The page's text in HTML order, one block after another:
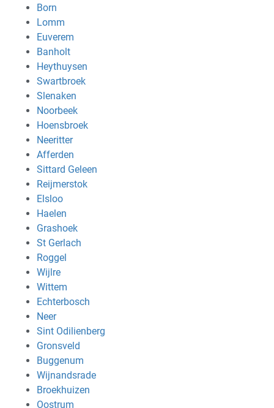
Born
Lomm
Euverem
Banholt
Heythuysen
Swartbroek
Slenaken
Noorbeek
Hoensbroek
Neeritter
Afferden
Sittard Geleen
Reijmerstok
Elsloo
Haelen
Grashoek
St Gerlach
Roggel
Wijlre
Wittem
Echterbosch
Neer
Sint Odilienberg
Gronsveld
Buggenum
Wijnandsrade
Broekhuizen
Oostrum